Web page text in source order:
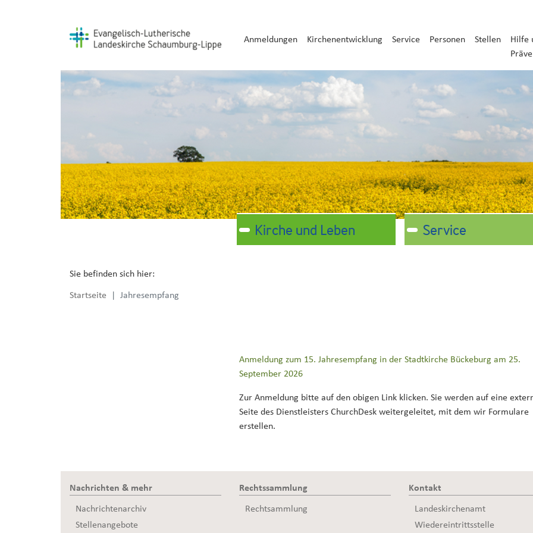
Anmeldungen Kirchenentwicklung Service Personen Stellen
Hilfe
Kirche und Leben Service
Sie befinden sich hier:
Startseite Jahresempfang
Anmeldung zum 15. Jahresempfang in der Stadtkirche Bückeburg am 25.
September 2026
Zur Anmeldung bitte auf den obigen Link klicken. Sie werden auf eine
Seite des Dienstleisters ChurchDesk weitergeleitet, mit dem wir Formulare
erstellen.
Nachrichten & mehr
Nachrichtenarchiv
Stellenangebote
Rechtssammlung
Rechtsammlung
Kontakt
Landeskirchenamt
Wiedereintrittsstelle